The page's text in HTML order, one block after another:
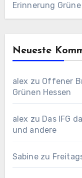
Erinnerung
Neueste
alex zu Offener
Grünen Hessen
alex zu Das IFG
und andere
Sabinezu